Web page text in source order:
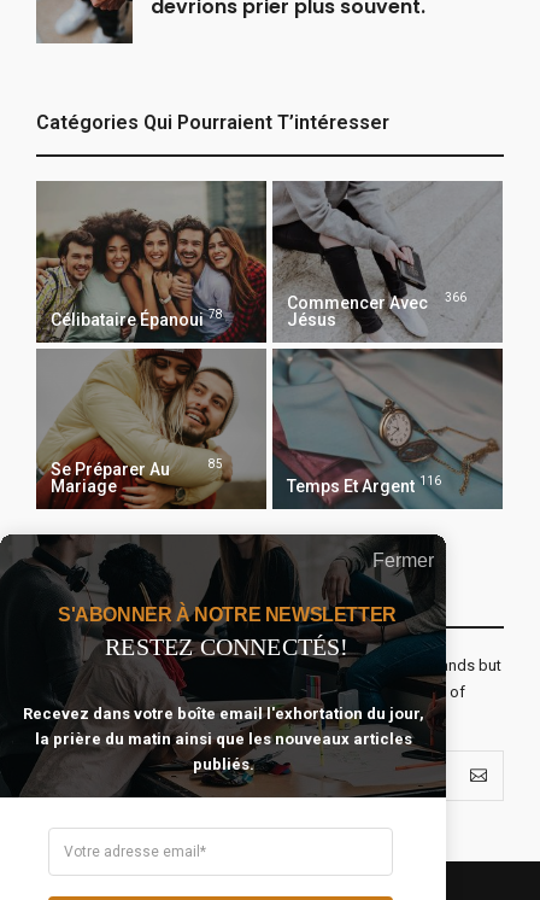
devrions prier plus souvent.
Catégories Qui Pourraient T’intéresser
Célibataire Épanoui 78
Commencer Avec
Jésus
366
Se Préparer Au
Mariage
85
Temps Et Argent 116
Recevoir Notre Newsletter Chaque Matin
The real voyage of discovery consists not in seeking new lands but
seeing with new eyes. All journeys have secret destinations of
which the traveler is unaware.
Fermer
S'ABONNER À NOTRE NEWSLETTER
RESTEZ CONNECTÉS!
Recevez dans votre boîte email l'exhortation du jour,
la prière du matin ainsi que les nouveaux articles
publiés.